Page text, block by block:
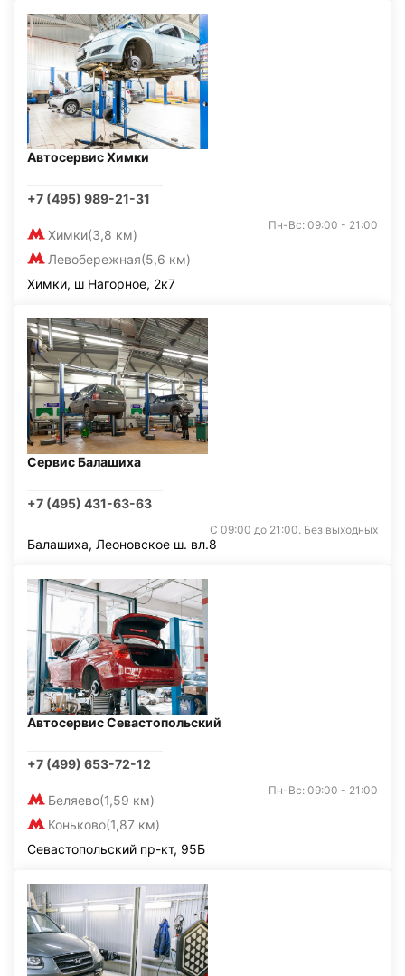
Автосервис Химки
+7 (495) 989-21-31
Химки(3,8 км)
Левобережная(5,6 км)
Пн-Вс: 09:00 - 21:00
Химки, ш Нагорное, 2к7
Сервис Балашиха
+7 (495) 431-63-63
С 09:00 до 21:00. Без выходных
Балашиха, Леоновское ш. вл.8
Автосервис Севастопольский
+7 (499) 653-72-12
Беляево(1,59 км)
Коньково(1,87 км)
Пн-Вс: 09:00 - 21:00
Севастопольский пр-кт, 95Б